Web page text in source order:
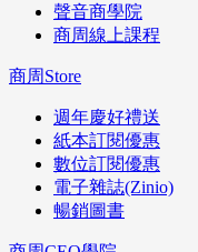
聲音商學院
商周線上課程
商周Store
週年慶好禮送
紙本訂閱優惠
數位訂閱優惠
電子雜誌(Zinio)
暢銷圖書